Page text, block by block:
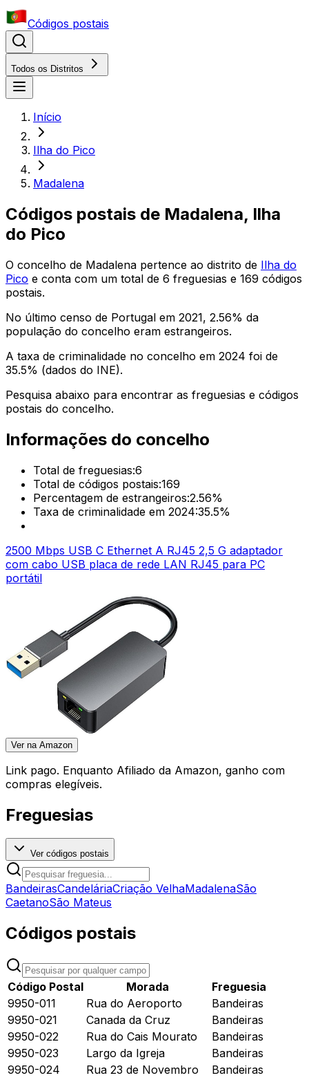
Códigos postais
Todos os Distritos
Início
Ilha do Pico
Madalena
Códigos postais de Madalena, Ilha
do Pico
O concelho de Madalena pertence ao distrito de Ilha do
Pico e conta com um total de 6 freguesias e 169 códigos
postais.
No último censo de Portugal em 2021, 2.56% da
população do concelho eram estrangeiros.
A taxa de criminalidade no concelho em 2024 foi de
35.5% (dados do INE).
Pesquisa abaixo para encontrar as freguesias e códigos
postais do concelho.
Informações do concelho
Total de freguesias:6
Total de códigos postais:169
Percentagem de estrangeiros:2.56%
Taxa de criminalidade em 2024:35.5%
2500 Mbps USB C Ethernet A RJ45 2,5 G adaptador
com cabo USB placa de rede LAN RJ45 para PC
portátil
Ver na Amazon
Link pago. Enquanto Afiliado da Amazon, ganho com
compras elegíveis.
Freguesias
Ver códigos postais
BandeirasCandeláriaCriação VelhaMadalenaSão
CaetanoSão Mateus
Códigos postais
Código Postal Morada
Freguesia
9950-011
Rua do Aeroporto
Bandeiras
9950-021
Canada da Cruz
Bandeiras
9950-022
Rua do Cais Mourato
Bandeiras
9950-023
Largo da Igreja
Bandeiras
9950-024
Rua 23 de Novembro
Bandeiras